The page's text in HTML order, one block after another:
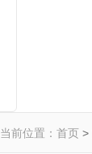
当前位置： 首页 >